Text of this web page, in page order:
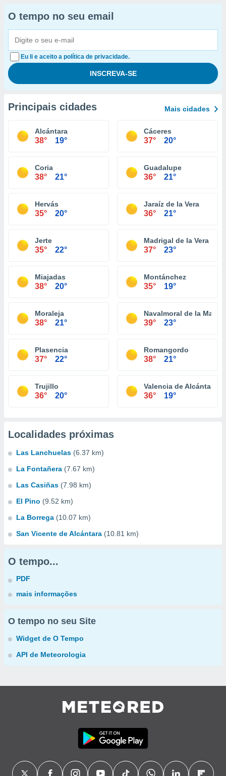
O tempo no seu email
Eu li e aceito a política de privacidade.
Principais cidades Mais cidades
Alcántara
38° 19°
Cáceres
37° 20°
Coria
38° 21°
Guadalupe
36° 21°
Hervás
35° 20°
Jaraíz de la Vera
36° 21°
Jerte
35° 22°
Madrigal de la Vera
37° 23°
Miajadas
38° 20°
Montánchez
35° 19°
Moraleja
38° 21°
Navalmoral de la Mata
39° 23°
Plasencia
37° 22°
Romangordo
38° 21°
Trujillo
36° 20°
Valencia de Alcántara
36° 19°
Localidades próximas
Las Lanchuelas (6.37 km)
La Fontañera (7.67 km)
Las Casiñas (7.98 km)
El Pino (9.52 km)
La Borrega (10.07 km)
San Vicente de Alcántara (10.81 km)
O tempo...
PDF
mais informações
O tempo no seu Site
Widget de O Tempo
API de Meteorologia